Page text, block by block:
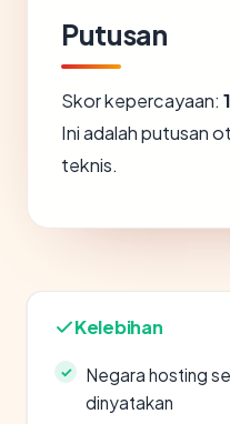
Putusan
Skor kepercayaan:
Ini adalah putusan
teknis.
Kelebihan
Negara hosting
dinyatakan